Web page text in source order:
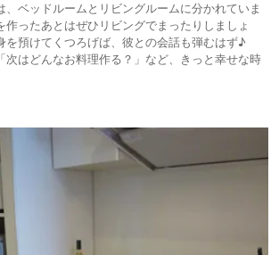
、ベッドルームとリビングルームに分かれていま
作ったあとはぜひリビングでまったりしましょ
を預けてくつろげば、彼との会話も弾むはず♪
次はどんなお料理作る？」など、きっと幸せな時